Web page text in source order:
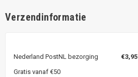
Verzendinformatie
Nederland PostNL bezorging €3,95
Gratis vanaf €50